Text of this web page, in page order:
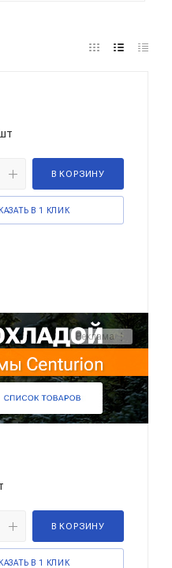
В КОРЗИНУ
В 1 КЛИК
В КОРЗИНУ
В 1 КЛИК